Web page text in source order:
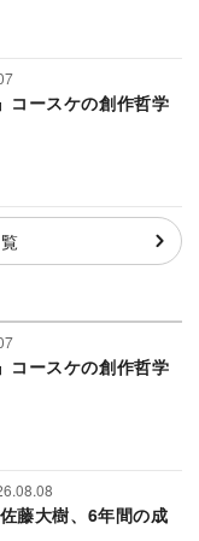
コースケの創作哲学
コースケの創作哲学
藤大樹、6年間の成